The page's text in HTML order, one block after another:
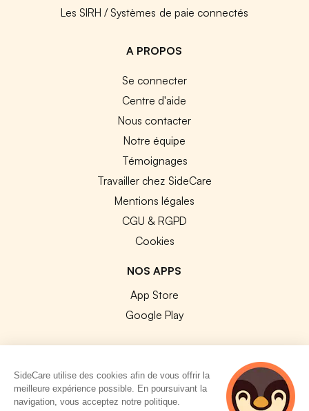
Les SIRH / Systèmes de paie connectés
A PROPOS
Se connecter
Centre d'aide
Nous contacter
Notre équipe
Témoignages
Travailler chez SideCare
Mentions légales
CGU & RGPD
Cookies
NOS APPS
App Store
Google Play
© 2026 SideCare. Tous droits réservés.
SideCare utilise des cookies afin de vous offrir la
meilleure expérience possible. En poursuivant la
navigation, vous acceptez notre politique.